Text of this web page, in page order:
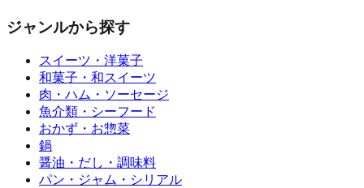
ジャンルから探す
スイーツ・洋菓子
和菓子・和スイーツ
肉・ハム・ソーセージ
魚介類・シーフード
おかず・お惣菜
鍋
醤油・だし・調味料
パン・ジャム・シリアル